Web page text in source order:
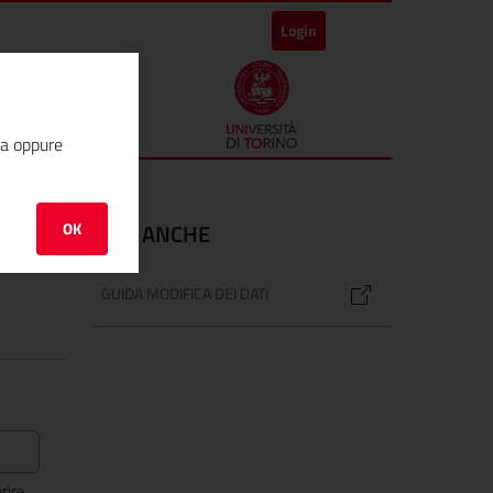
Login
oppure
OK VEDI ANCHE
GUIDA MODIFICA DEI DATI